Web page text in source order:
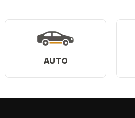
AUTO